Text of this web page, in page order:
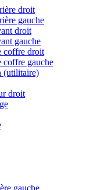
droit
gauche
droit
gauche
coffre droit
coffre gauche
(utilitaire)
droit
gauche